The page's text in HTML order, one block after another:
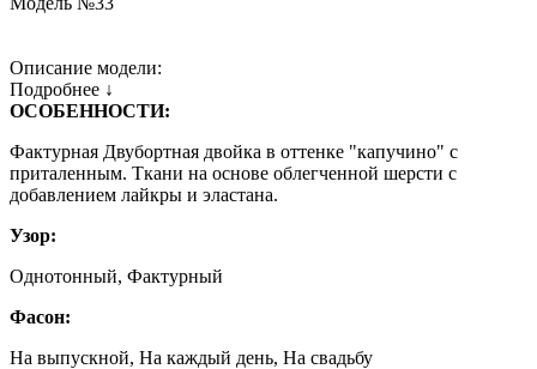
Описание модели:
Подробнее ↓
ОСОБЕННОСТИ:
Фактурная Двубортная двойка в оттенке "капучино" с
приталенным. Ткани на основе облегченной шерсти с
добавлением лайкры и эластана.
Узор:
Однотонный, Фактурный
Фасон:
На выпускной, На каждый день, На свадьбу